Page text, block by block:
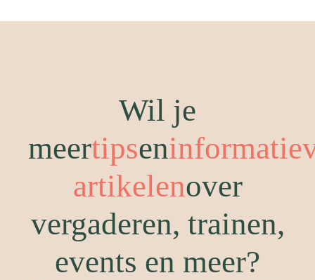
Wil je
meertipsen
artikelenover
vergaderen, trainen,
events en meer?